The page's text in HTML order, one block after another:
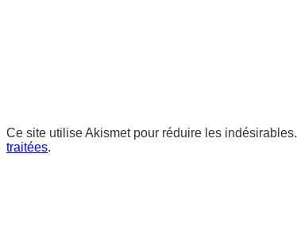
Ce site utilise Akismet pour réduire les indésirables.
traitées.